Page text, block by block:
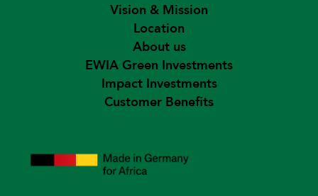
Vision & Mission
Location
About us
EWIA Green Investments
Impact Investments
Customer Benefits